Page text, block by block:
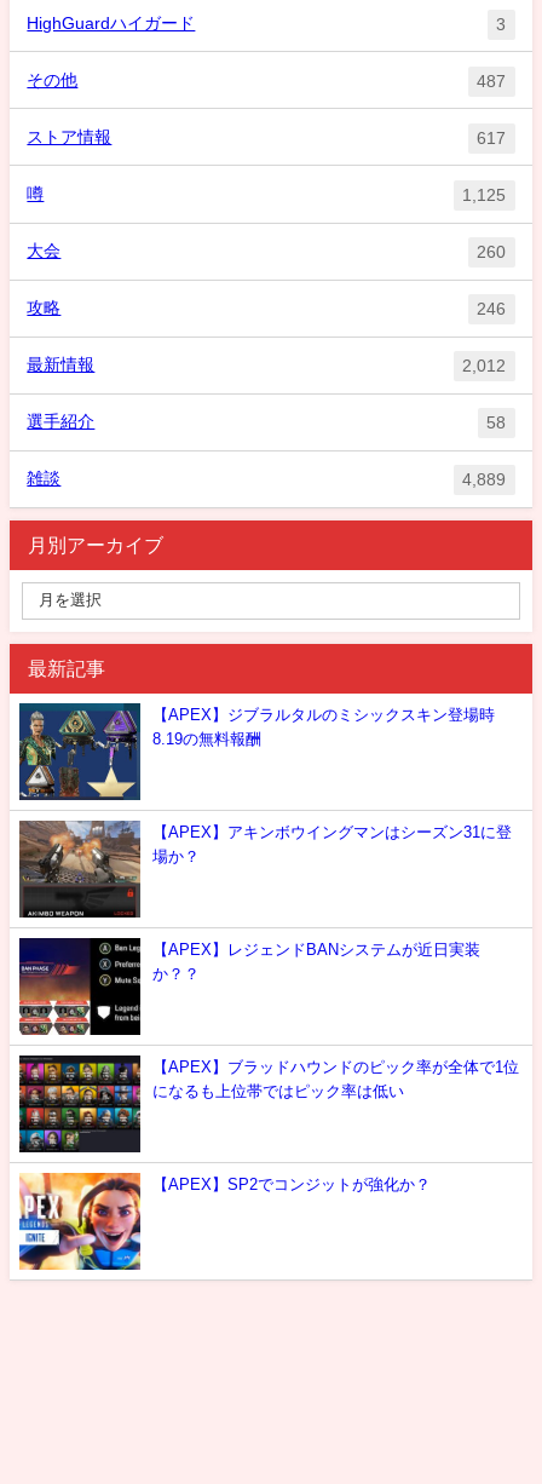
HighGuardハイガード 3
その他 487
ストア情報 617
噂 1,125
大会 260
攻略 246
最新情報 2,012
選手紹介 58
雑談 4,889
月別アーカイブ
最新記事
【APEX】ジブラルタルのミシックスキン登場時
8.19の無料報酬
【APEX】アキンボウイングマンはシーズン31に登
場か？
【APEX】レジェンドBANシステムが近日実装
か？？
【APEX】ブラッドハウンドのピック率が全体で1位
になるも上位帯ではピック率は低い
【APEX】SP2でコンジットが強化か？